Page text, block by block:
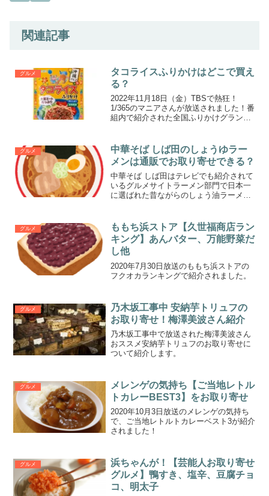
関連記事
グルメ
タコライスふりかけはどこで買え
る？
2022年11月18日（金）TBSで熱狂！
1/365のマニアさんが放送されました！番
組内で紹介された全国ふりかけグランプ
のか？調べました！株式会社日本海水は
浦島海...
グルメ
中華そば しば田のしょうゆラー
メンは通販でお取り寄せできる？
中華そば しば田はテレビでも紹介されて
いるグルメサイトラーメン部門で日本一
に選ばれた昔ながらのしょう油ラーメン
グルメ
ももち浜ストア【久世福商店ラン
キング】あんバター、万能野菜だ
し他
2020年7月30日放送のももち浜ストアの
フクオカランキングで紹介されました。
グルメ
乃木坂工事中 安納芋トリュフの
お取り寄せ！梅澤美波さん紹介
乃木坂工事中で放送された梅澤美波さん
おススメ安納芋トリュフのお取り寄せに
ついて紹介します。
グルメ
メレンゲの気持ち【ご当地レトル
トカレーBEST3】をお取り寄せ
2020年10月3日放送のメレンゲの気持ち
で、ご当地レトルトカレーベスト3が紹介
されました！
グルメ
浜ちゃんが！【芸能人お取り寄せ
グルメ】鴨すき、塩辛、豆腐チョ
コ、明太子